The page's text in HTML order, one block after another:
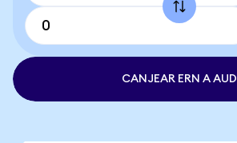
CANJEAR ERN A AUD